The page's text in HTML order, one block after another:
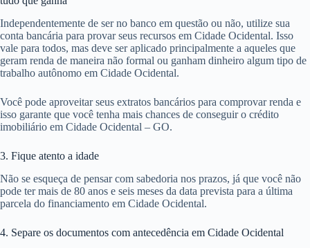
Independentemente de ser no banco em questão ou não, utilize sua
conta bancária para provar seus recursos em Cidade Ocidental. Isso
vale para todos, mas deve ser aplicado principalmente a aqueles que
geram renda de maneira não formal ou ganham dinheiro algum tipo de
trabalho autônomo em Cidade Ocidental.
Você pode aproveitar seus extratos bancários para comprovar renda e
isso garante que você tenha mais chances de conseguir o crédito
imobiliário em Cidade Ocidental – GO.
3. Fique atento a idade
Não se esqueça de pensar com sabedoria nos prazos, já que você não
pode ter mais de 80 anos e seis meses da data prevista para a última
parcela do financiamento em Cidade Ocidental.
4. Separe os documentos com antecedência em Cidade Ocidental